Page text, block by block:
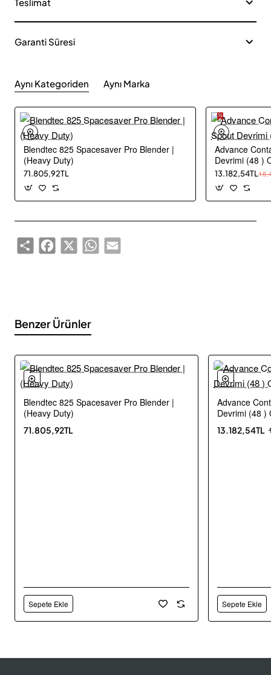
Garanti Süresi
Aynı Kategoriden Aynı Marka
Blendtec 825 Spacesaver Pro Blender |
(Heavy Duty)
71.805,92TL
Advance
Devrimi (48 )
13.182,54TL
ShareFacebook
X WhatsAppEmail
Benzer Ürünler
Ücretsiz Kargo
Blendtec 825 Spacesaver Pro Blender |
(Heavy Duty)
71.805,92TL
Sepete Ekle
-20%
Advance
Devrimi (48 )
13.182,54TL
Sepete Ekle